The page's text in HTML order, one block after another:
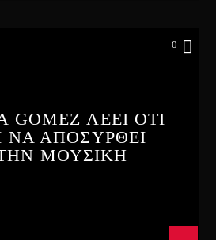
0
GOMEZ ΛΕΕΙ ΟΤΙ
ΝΑ ΑΠΟΣΥΡΘΕΙ
ΜΟΥΣΙΚΗ